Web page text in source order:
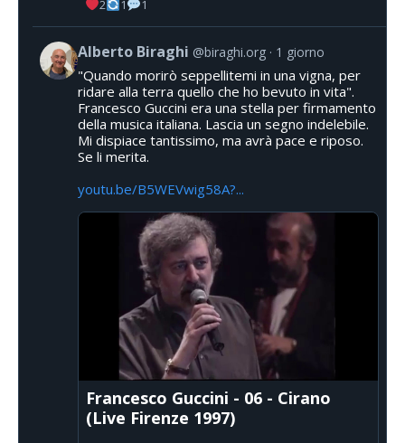
2 1 1
Alberto Biraghi @biraghi.org 1 giorno
"Quando morirò seppellitemi in una vigna, per
ridare alla terra quello che ho bevuto in vita".
Francesco Guccini era una stella per firmamento
della musica italiana. Lascia un segno indelebile.
Mi dispiace tantissimo, ma avrà pace e riposo.
Se li merita.
youtu.be/B5WEVwig58A?...
Francesco Guccini - 06 - Cirano
(Live Firenze 1997)